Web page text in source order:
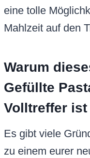
eine tolle
Mahlzeit auf den
Warum
Gefüllte
Volltreffer ist
Es gibt viele
zu einem eurer